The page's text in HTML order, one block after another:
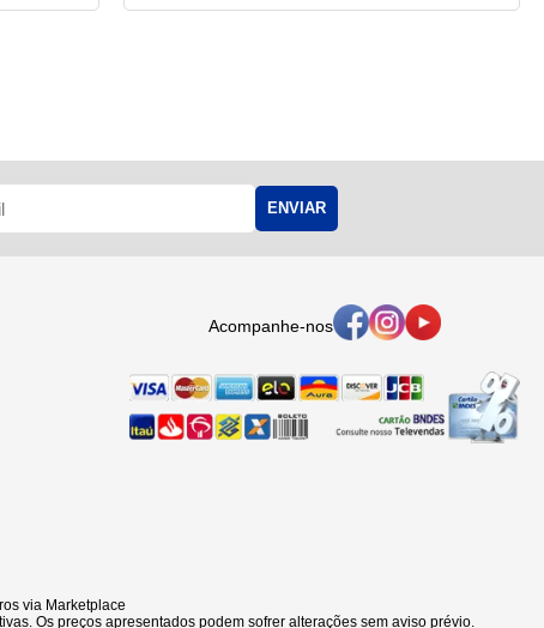
ENVIAR
Acompanhe-nos
via Marketplace
Os preços apresentados podem sofrer alterações sem aviso prévio.